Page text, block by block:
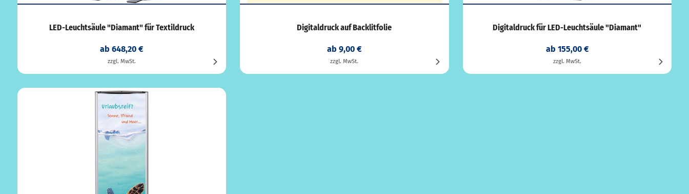
LED-Leuchtsäule "Diamant" für Textildruck
ab 648,20 €
zzgl. MwSt.
Digitaldruck auf Backlitfolie
ab 9,00 €
zzgl. MwSt.
Digitaldruck für LED-Leuchtsäule "Diamant"
ab 155,00 €
zzgl. MwSt.